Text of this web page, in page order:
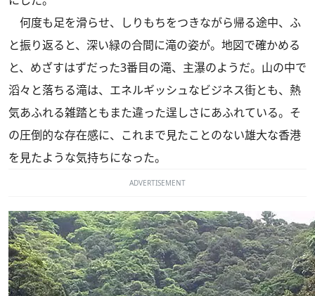
何度も足を滑らせ、しりもちをつきながら帰る途中、ふ
と振り返ると、深い緑の合間に滝の姿が。地図で確かめる
と、めざすはずだった3番目の滝、主瀑のようだ。山の中で
滔々と落ちる滝は、エネルギッシュなビジネス街とも、熱
気あふれる雑踏ともまた違った逞しさにあふれている。そ
の圧倒的な存在感に、これまで見たことのない雄大な香港
を見たような気持ちになった。
ADVERTISEMENT